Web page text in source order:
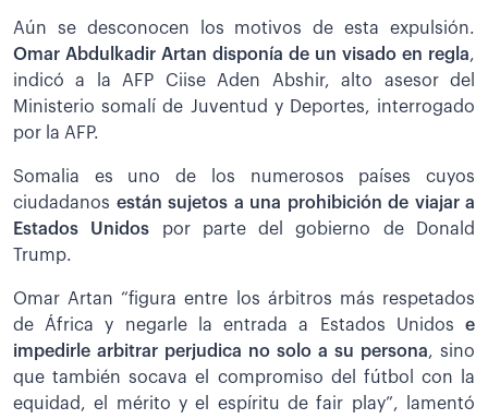
Aún se desconocen los motivos de esta expulsión.
Omar Abdulkadir Artan disponía de un visado en regla,
indicó a la AFP Ciise Aden Abshir, alto asesor del
Ministerio somalí de Juventud y Deportes, interrogado
por la AFP.
Somalia es uno de los numerosos países cuyos
ciudadanos están sujetos a una prohibición de viajar a
Estados Unidos por parte del gobierno de Donald
Trump.
Omar Artan “figura entre los árbitros más respetados
de África y negarle la entrada a Estados Unidos e
impedirle arbitrar perjudica no solo a su persona, sino
que también socava el compromiso del fútbol con la
equidad, el mérito y el espíritu de fair play”, lamentó